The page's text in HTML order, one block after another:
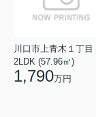
川口市上青木１丁目
2LDK (57.96㎡)
1,790万円